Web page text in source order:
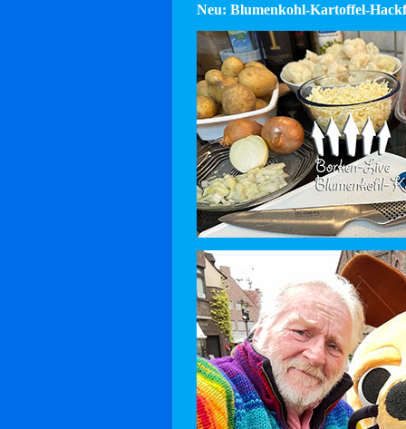
Neu: Blumenkohl-Kartoffel-